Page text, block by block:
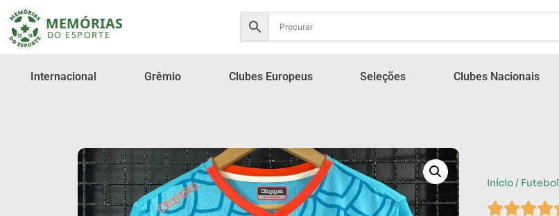
Internacional Grêmio Clubes Europeus Seleções Clubes Nacionais
Início/ Futebol